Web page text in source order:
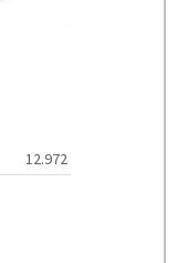
12.972